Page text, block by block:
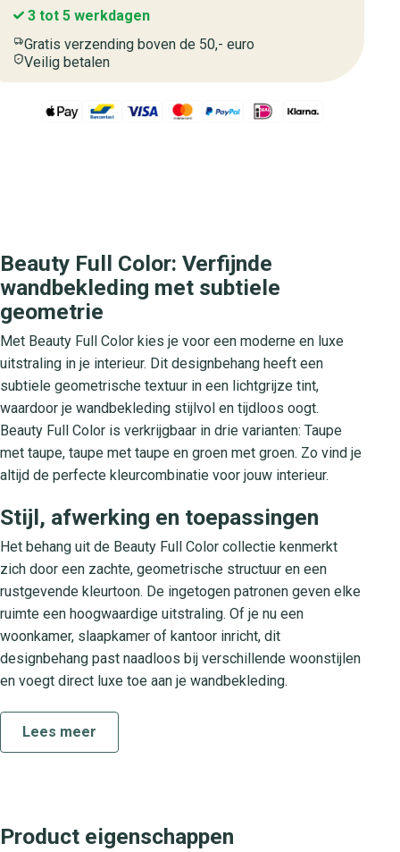
3 tot 5 werkdagen
Gratis verzending boven de 50,- euro
Veilig betalen
Beauty Full Color: Verfijnde
wandbekleding met subtiele
geometrie
Met Beauty Full Color kies je voor een moderne en luxe
uitstraling in je interieur. Dit designbehang heeft een
subtiele geometrische textuur in een lichtgrijze tint,
waardoor je wandbekleding stijlvol en tijdloos oogt.
Beauty Full Color is verkrijgbaar in drie varianten: Taupe
met taupe, taupe met taupe en groen met groen. Zo vind je
altijd de perfecte kleurcombinatie voor jouw interieur.
Stijl, afwerking en toepassingen
Het behang uit de Beauty Full Color collectie kenmerkt
zich door een zachte, geometrische structuur en een
rustgevende kleurtoon. De ingetogen patronen geven elke
ruimte een hoogwaardige uitstraling. Of je nu een
woonkamer, slaapkamer of kantoor inricht, dit
designbehang past naadloos bij verschillende woonstijlen
en voegt direct luxe toe aan je wandbekleding.
Collectie
De Beauty Full Color collectie staat voor kwaliteit en
groot verschil in je interieur.
Lees meer
Product eigenschappen